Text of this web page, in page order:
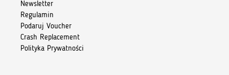
Newsletter
Regulamin
Podaruj Voucher
Crash Replacement
Polityka Prywatności